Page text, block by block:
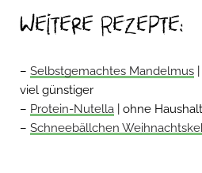
Weitere Rezepte:
– Selbstgemachtes Mandelmus
viel günstiger
– Protein-Nutella | ohne
– Schneebällchen